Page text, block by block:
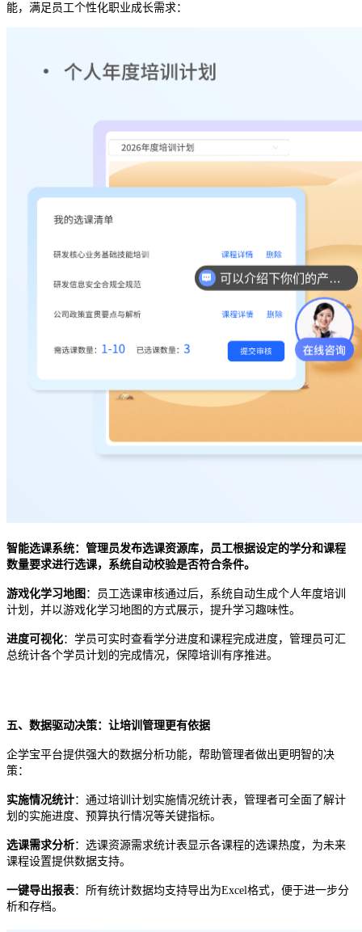
能， 满足员工个性化职业成长需求：
智能选课系统：管理员发布选课资源库，员工根据设定的学分和课程
数量要求进行选课，系统自动校验是否符合条件。
游戏化学习地图 ：员工选课审核通过后，系统自动生成个人年度培训
计划，并以游戏化学习地图的方式展示，提升学习趣味性。
进度可视化：学员可实时查看学分进度和课程完成进度，管理员可汇
总统计各个学员计划的完成情况，保障培训有序推进。
五、数据驱动决策：让培训管理更有依据
企学宝平台提供强大的数据分析功能，帮助管理者做出更明智的决
策：
实施情况统计：通过培训计划实施情况统计表，管理者可全面了解计
划的实施进度、预算执行情况等关键指标。
选课需求分析：选课资源需求统计表显示各课程的选课热度，为未来
课程设置提供数据支持。
一键导出报表：所有统计数据均支持导出为Excel格式，便于进一步分
析和存档。
你们是怎么收费的呢？